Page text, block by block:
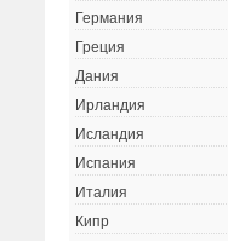
Германия
Греция
Дания
Ирландия
Исландия
Испания
Италия
Кипр